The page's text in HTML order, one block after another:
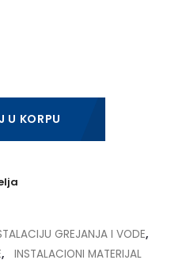
U KORPU
GREJANJA I VODE,
,
INSTALACIONI MATERIJAL